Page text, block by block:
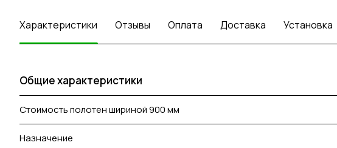
Характеристики Отзывы Оплата Доставка Установка
Общие характеристики
Стоимость полотен шириной 900 мм
Назначение